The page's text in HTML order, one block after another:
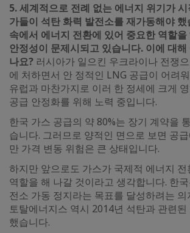
5. 세계적으로 전례 없는 에너지 위기가
가들이 석탄 화력 발전소를 재가동해야
속에서 에너지 전환에 있어 중요한 역할
안정성이 문제시되고 있습니다. 이에 대
나요? 러시아가 일으킨 우크라이나 전쟁
에 처하면서 안 정적인 LNG 공급이 어려
유럽과 마찬가지로 이러 한 정세에 크게
공급 안정화를 위해 노력 중입니다.
한국 가스 공급의 약 80%는 장기 계약을
습니다. 그러므로 양적인 면으로 보면 공
만 가격 변동 위험은 큰 상태입니다.
하지만 앞으로도 가스가 국제적 에너지
역할을 해 나갈 것이라고 생각합니다. 한
전소 가동 정지라는 목표를 달성하려는
토탈에너지스 역시 2014년 석탄과 관련
했습니다.